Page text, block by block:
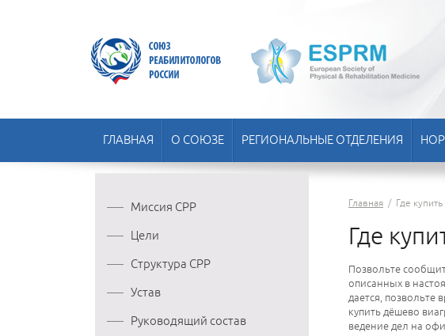
ГЛАВНАЯ О СОЮЗЕ РЕГИОНАЛЬНЫЕ ОТДЕЛЕНИЯ
Главная / Где
Где
Позвольте
описанных в
дается, позвольте
купить дёшево
ведение дел на
Миссия СРР
Цели
Структура СРР
Устав
Руководящий состав